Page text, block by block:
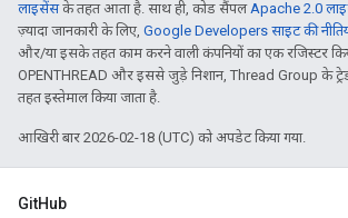
लाइसेंसके तहत आता है. साथ ही, कोड सैंपलApache 2.0
ज़्यादा जानकारी के लिए, Google Developers साइट की
और/या इसके तहत काम करने वाली कंपनियों का एक रजिस्टर
OPENTHREAD और इससे जुड़े निशान, Thread Group के
तहत इस्तेमाल किया जाता है.
आखिरी बार 2026-02-18 (UTC) को अपडेट किया गया.
GitHub